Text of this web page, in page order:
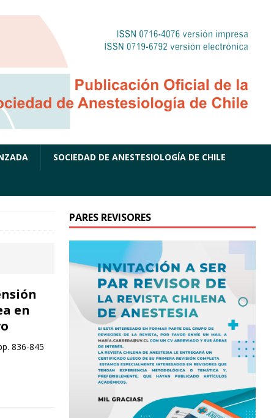
SOCIEDAD DE ANESTESIOLOGÍA DE CHILE
en
836-845
PARES REVISORES